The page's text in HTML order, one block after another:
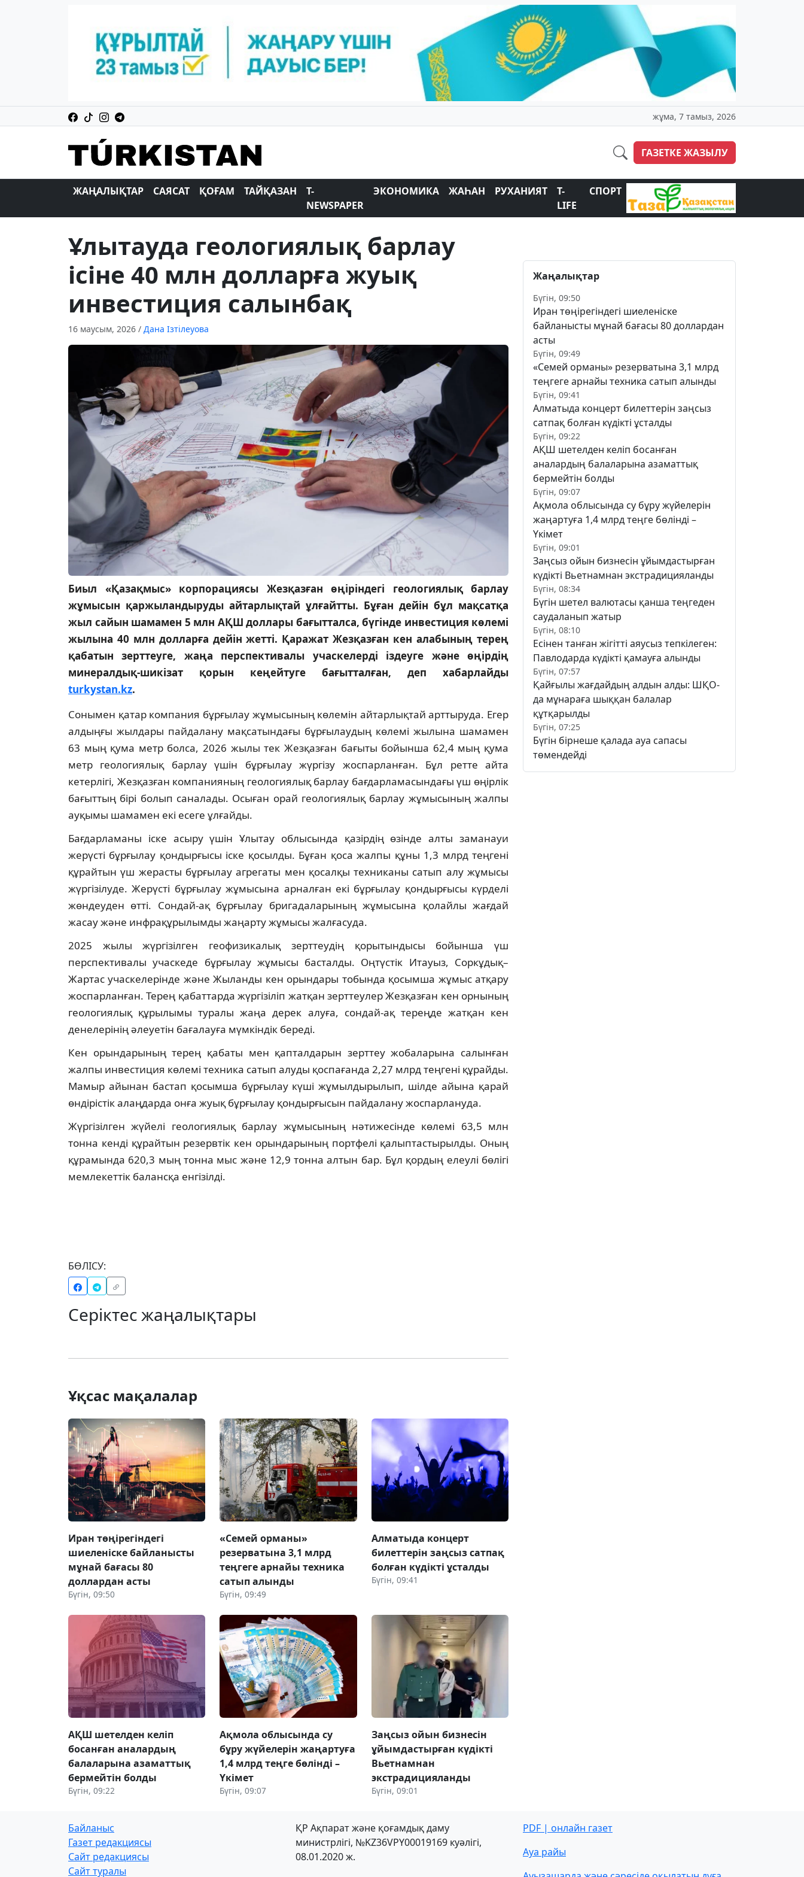
жұма, 7 тамыз, 2026
ГАЗЕТКЕ ЖАЗЫЛУ
ЖАҢАЛЫҚТАР САЯСАТ ҚОҒАМ ТАЙҚАЗАН
T-
NEWSPAPER
ЭКОНОМИКА ЖАҺАН РУХАНИЯТ
T-
LIFE
СПОРТ
Ұлытауда геологиялық барлау
ісіне 40 млн долларға жуық
инвестиция салынбақ
16 маусым, 2026 / Дана Ізтілеуова
Биыл «Қазақмыс» корпорациясы Жезқазған өңіріндегі геологиялық барлау
жұмысын қаржыландыруды айтарлықтай ұлғайтты. Бұған дейін бұл мақсатқа
жыл сайын шамамен 5 млн АҚШ доллары бағытталса, бүгінде инвестиция көлемі
жылына 40 млн долларға дейін жетті. Қаражат Жезқазған кен алабының терең
қабатын зерттеуге, жаңа перспективалы учаскелерді іздеуге және өңірдің
минералдық-шикізат қорын кеңейтуге бағытталған, деп хабарлайды
turkystan.kz.
Сонымен қатар компания бұрғылау жұмысының көлемін айтарлықтай арттыруда. Егер
алдыңғы жылдары пайдалану мақсатындағы бұрғылаудың көлемі жылына шамамен
63 мың қума метр болса, 2026 жылы тек Жезқазған бағыты бойынша 62,4 мың қума
метр геологиялық барлау үшін бұрғылау жүргізу жоспарланған. Бұл ретте айта
кетерлігі, Жезқазған компанияның геологиялық барлау бағдарламасындағы үш өңірлік
бағыттың бірі болып саналады. Осыған орай геологиялық барлау жұмысының жалпы
ауқымы шамамен екі есеге ұлғайды.
Бағдарламаны іске асыру үшін Ұлытау облысында қазірдің өзінде алты заманауи
жерүсті бұрғылау қондырғысы іске қосылды. Бұған қоса жалпы құны 1,3 млрд теңгені
құрайтын үш жерасты бұрғылау агрегаты мен қосалқы техниканы сатып алу жұмысы
жүргізілуде. Жерүсті бұрғылау жұмысына арналған екі бұрғылау қондырғысы күрделі
жөндеуден өтті. Сондай-ақ бұрғылау бригадаларының жұмысына қолайлы жағдай
жасау және инфрақұрылымды жаңарту жұмысы жалғасуда.
2025 жылы жүргізілген геофизикалық зерттеудің қорытындысы бойынша үш
перспективалы учаскеде бұрғылау жұмысы басталды. Оңтүстік Итауыз, Соркұдық–
Жартас учаскелерінде және Жыланды кен орындары тобында қосымша жұмыс атқару
жоспарланған. Терең қабаттарда жүргізіліп жатқан зерттеулер Жезқазған кен орнының
геологиялық құрылымы туралы жаңа дерек алуға, сондай-ақ тереңде жатқан кен
денелерінің әлеуетін бағалауға мүмкіндік береді.
Кен орындарының терең қабаты мен қапталдарын зерттеу жобаларына салынған
жалпы инвестиция көлемі техника сатып алуды қоспағанда 2,27 млрд теңгені құрайды.
Мамыр айынан бастап қосымша бұрғылау күші жұмылдырылып, шілде айына қарай
өндірістік алаңдарда онға жуық бұрғылау қондырғысын пайдалану жоспарлануда.
Жүргізілген жүйелі геологиялық барлау жұмысының нәтижесінде көлемі 63,5 млн
тонна кенді құрайтын резервтік кен орындарының портфелі қалыптастырылды. Оның
құрамында 620,3 мың тонна мыс және 12,9 тонна алтын бар. Бұл қордың елеулі бөлігі
мемлекеттік балансқа енгізілді.
БӨЛІСУ:
Серіктес жаңалықтары
Ұқсас мақалалар
Иран төңірегіндегі
шиеленіске байланысты
мұнай бағасы 80
доллардан асты
Бүгін, 09:50
«Семей орманы»
резерватына 3,1 млрд
теңгеге арнайы техника
сатып алынды
Бүгін, 09:49
Алматыда концерт
билеттерін заңсыз сатпақ
болған күдікті ұсталды
Бүгін, 09:41
АҚШ шетелден келіп
босанған аналардың
балаларына азаматтық
бермейтін болды
Бүгін, 09:22
Ақмола облысында су
бұру жүйелерін жаңартуға
1,4 млрд теңге бөлінді –
Үкімет
Бүгін, 09:07
Заңсыз ойын бизнесін
ұйымдастырған күдікті
Вьетнамнан
экстрадицияланды
Бүгін, 09:01
Жаңалықтар
Бүгін, 09:50
Иран төңірегіндегі шиеленіске
байланысты мұнай бағасы 80 доллардан
асты
Бүгін, 09:49
«Семей орманы» резерватына 3,1 млрд
теңгеге арнайы техника сатып алынды
Бүгін, 09:41
Алматыда концерт билеттерін заңсыз
сатпақ болған күдікті ұсталды
Бүгін, 09:22
АҚШ шетелден келіп босанған
аналардың балаларына азаматтық
бермейтін болды
Бүгін, 09:07
Ақмола облысында су бұру жүйелерін
жаңартуға 1,4 млрд теңге бөлінді –
Үкімет
Бүгін, 09:01
Заңсыз ойын бизнесін ұйымдастырған
күдікті Вьетнамнан экстрадицияланды
Бүгін, 08:34
Бүгін шетел валютасы қанша теңгеден
саудаланып жатыр
Бүгін, 08:10
Есінен танған жігітті аяусыз тепкілеген:
Павлодарда күдікті қамауға алынды
Бүгін, 07:57
Қайғылы жағдайдың алдын алды: ШҚО-
да мұнараға шыққан балалар
құтқарылды
Бүгін, 07:25
Бүгін бірнеше қалада ауа сапасы
төмендейді
Байланыс
Газет редакциясы
Сайт редакциясы
Сайт туралы
ҚР Ақпарат және қоғамдық даму
министрлігі, №KZ36VPY00019169 куәлігі,
08.01.2020 ж.
PDF | онлайн газет
Ауа райы